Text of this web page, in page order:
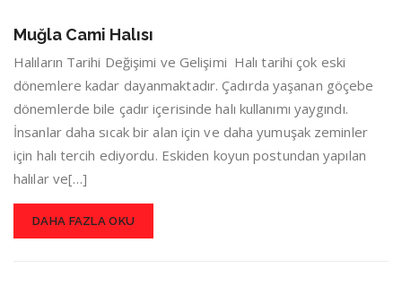
Muğla Cami Halısı
Halıların Tarihi Değişimi ve Gelişimi Halı tarihi çok eski
dönemlere kadar dayanmaktadır. Çadırda yaşanan göçebe
dönemlerde bile çadır içerisinde halı kullanımı yaygındı.
İnsanlar daha sıcak bir alan için ve daha yumuşak zeminler
için halı tercih ediyordu. Eskiden koyun postundan yapılan
halılar ve[…]
DAHA FAZLA OKU